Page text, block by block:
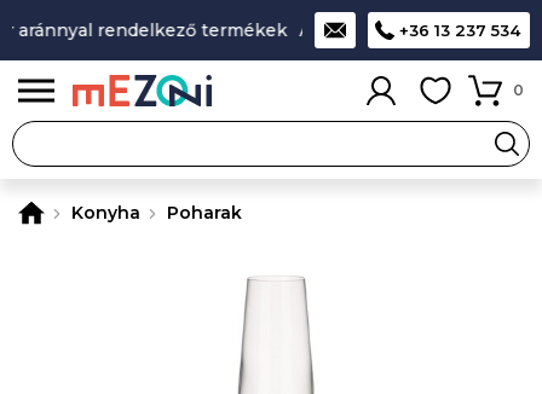
rendelkező termékek A legjobb design-minőség-
+36 13 237 534
0
Konyha Poharak